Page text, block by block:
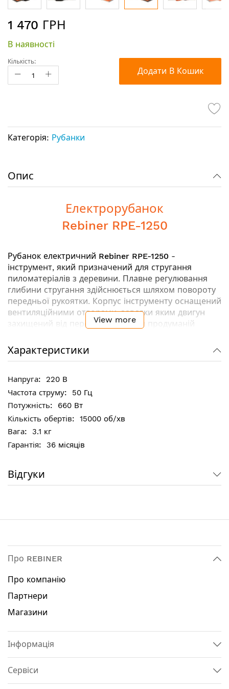
до
галереї
зображень
1 470 ГРН
В наявності
Кількість:
Додати В Кошик
Категорія: Рубанки
Опис
Електрорубанок
Rebiner RPE-1250
Рубанок електричний Rebiner RPE-1250 -
інструмент, який призначений для стругання
пиломатеріалів з деревини. Плавне регулювання
глибини стругання здійснюється шляхом повороту
передньої рукоятки. Корпус інструменту оснащений
вентиляційними отворами, завдяки яким двигун
захищений від перегріву. Завдяки продуманій
стругання плоскій поверхні, стругання матеріалів
під кутом 0°-45° (із застосуванням спеціальної
глибини стругання суміщений з рукояткою для
більш зручного управління.
Ключові особливості:
Захист від випадкового включення
Подвійна ізоляція двигуна для безпечної
Фіксування кнопки пуск для тривалого
виконання робочих операцій
Потужність: 660 Вт
Регулювання глибини стругання: так
Максимальна кількість обертів: 15000 об / хв
82 мм
3 мм
Підключення пилозбірника / пилососа: ні
Комплектація:
Електрорубанок Rebiner RPE-1250
Паралельний упор з лінійкою
View more
Характеристики
220 В
50 Гц
660 Вт
15000 об/хв
3.1 кг
36 місяців
Відгуки
Про REBINER
Про компанію
Партнери
Магазини
Інформація
Сервіси